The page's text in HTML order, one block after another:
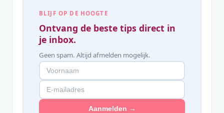
BLIJF OP DE HOOGTE
Ontvang de beste tips direct in
je inbox.
Geen spam. Altijd afmelden mogelijk.
Aanmelden →